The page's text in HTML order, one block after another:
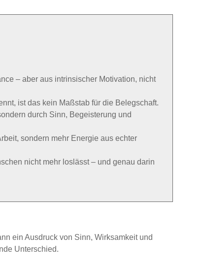
– aber aus intrinsischer Motivation, nicht
ist das kein Maßstab für die Belegschaft.
durch Sinn, Begeisterung und
sondern mehr Energie aus echter
nicht mehr loslässt – und genau darin
ein Ausdruck von Sinn, Wirksamkeit und
Unterschied.